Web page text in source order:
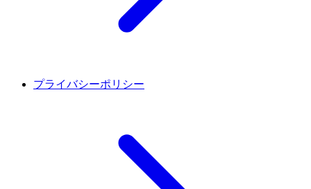
プライバシーポリシー